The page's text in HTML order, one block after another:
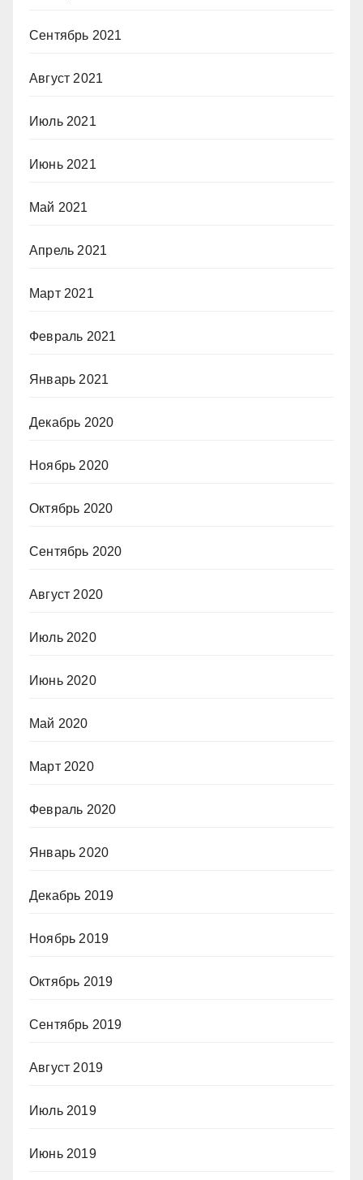
Сентябрь 2021
Август 2021
Июль 2021
Июнь 2021
Май 2021
Апрель 2021
Март 2021
Февраль 2021
Январь 2021
Декабрь 2020
Ноябрь 2020
Октябрь 2020
Сентябрь 2020
Август 2020
Июль 2020
Июнь 2020
Май 2020
Март 2020
Февраль 2020
Январь 2020
Декабрь 2019
Ноябрь 2019
Октябрь 2019
Сентябрь 2019
Август 2019
Июль 2019
Июнь 2019